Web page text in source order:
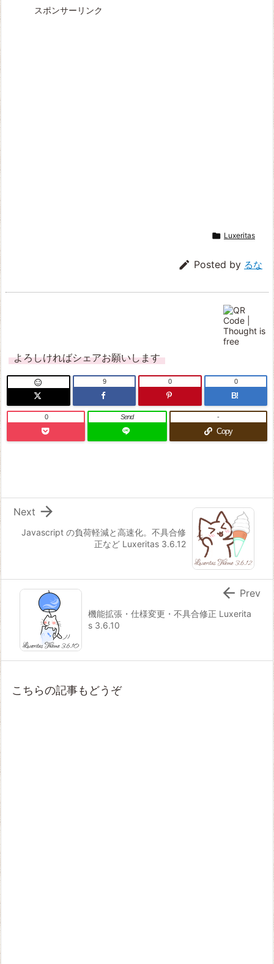
スポンサーリンク
 Luxeritas
 Posted by るな
よろしければシェアお願いします
 9 0
B!
0
0 Send
Copy
-
Javascript の負荷軽減と高速化。不具合修
正など Luxeritas 3.6.12

Next
機能拡張・仕様変更・不具合修正 Luxerita
s 3.6.10
 Prev
こちらの記事もどうぞ